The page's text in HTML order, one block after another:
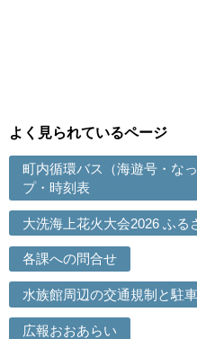
よく見られているページ
町内循環バス（海遊号・な
プ・時刻表
大洗海上花火大会2026 ふる
各課への問合せ
水族館周辺の交通規制と駐
広報おおあらい